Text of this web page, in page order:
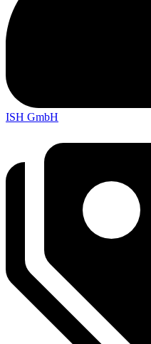
ISH GmbH